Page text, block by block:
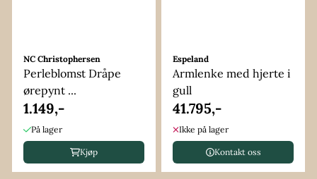
NC Christophersen
Perleblomst Dråpe
ørepynt ...
1.149,-
På lager
Kjøp
Espeland
Armlenke med hjerte i
gull
41.795,-
Ikke på lager
Kontakt oss